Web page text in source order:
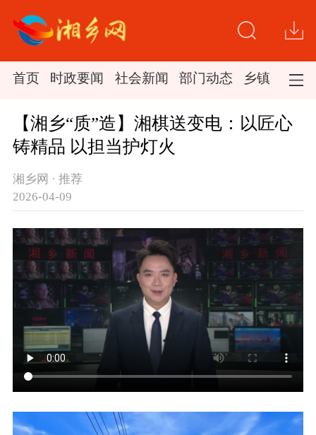
首页 时政要闻 社会新闻 部门动态 乡镇新闻
【湘乡“质”造】湘棋送变电：以匠心
铸精品 以担当护灯火
湘乡网 · 推荐
2026-04-09